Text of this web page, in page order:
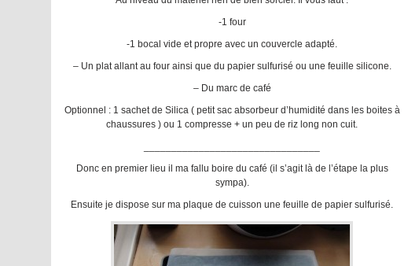
-1 four
-1 bocal vide et propre avec un couvercle adapté.
– Un plat allant au four ainsi que du papier sulfurisé ou une feuille silicone.
– Du marc de café
Optionnel : 1 sachet de Silica ( petit sac absorbeur d’humidité dans les boites à
chaussures ) ou 1 compresse + un peu de riz long non cuit.
Donc en premier lieu il ma fallu boire du café (il s’agit là de l’étape la plus
sympa).
Ensuite je dispose sur ma plaque de cuisson une feuille de papier sulfurisé.